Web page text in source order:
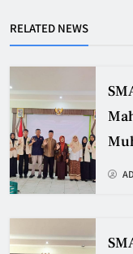
RELATED NEWS